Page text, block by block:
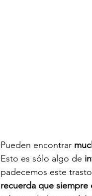
Pueden encontrar
Esto es sólo algo de
padecemos este
recuerda que siempre